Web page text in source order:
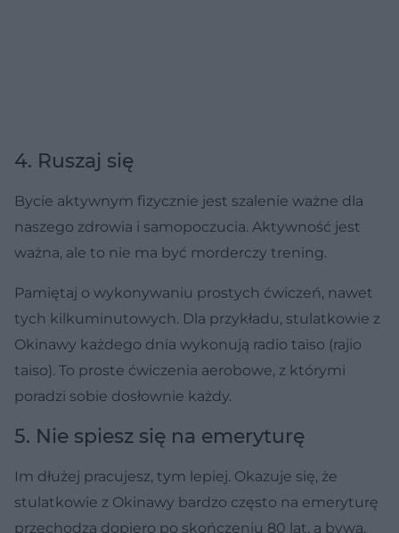
4. Ruszaj się
Bycie aktywnym fizycznie jest szalenie ważne dla
naszego zdrowia i samopoczucia. Aktywność jest
ważna, ale to nie ma być morderczy trening.
Pamiętaj o wykonywaniu prostych ćwiczeń, nawet
tych kilkuminutowych. Dla przykładu, stulatkowie z
Okinawy każdego dnia wykonują radio taiso (rajio
taiso). To proste ćwiczenia aerobowe, z którymi
poradzi sobie dosłownie każdy.
5. Nie spiesz się na emeryturę
Im dłużej pracujesz, tym lepiej. Okazuje się, że
stulatkowie z Okinawy bardzo często na emeryturę
przechodzą dopiero po skończeniu 80 lat, a bywa,